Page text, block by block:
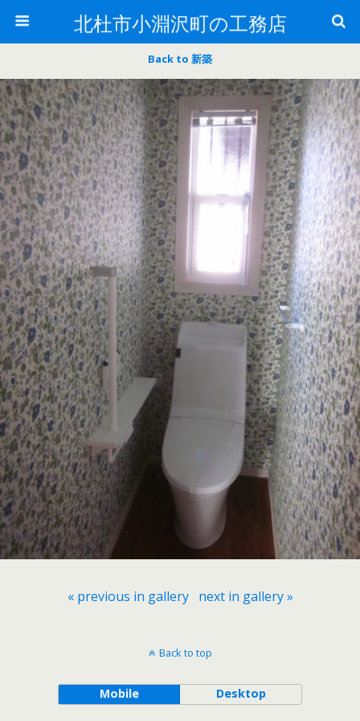
北杜市小淵沢町の工務店
Back to 新築
« previous in gallery next in gallery »
Back to top
Mobile Desktop